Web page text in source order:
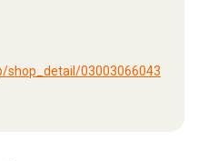
shop_detail/03003066043